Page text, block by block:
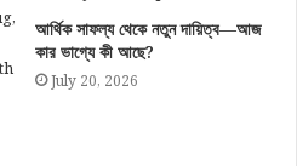
আর্থিক সাফল্য থেকে নতুন দায়িত্ব—আজ
কার ভাগ্যে কী আছে?
July 20, 2026